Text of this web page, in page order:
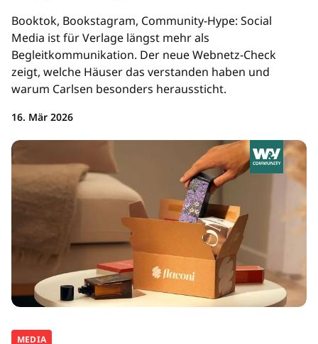
Booktok, Bookstagram, Community-Hype: Social
Media ist für Verlage längst mehr als
Begleitkommunikation. Der neue Webnetz-Check
zeigt, welche Häuser das verstanden haben und
warum Carlsen besonders heraussticht.
16. Mär 2026
MEDIA